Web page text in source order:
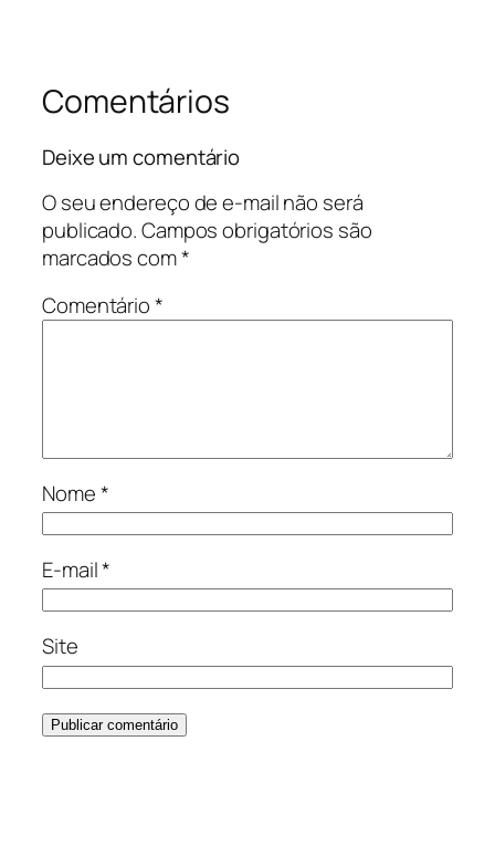
Comentários
Deixe um comentário
O seu endereço de e-mail não será
publicado.Campos obrigatórios são
marcados com*
Comentário*
Nome*
E-mail*
Site